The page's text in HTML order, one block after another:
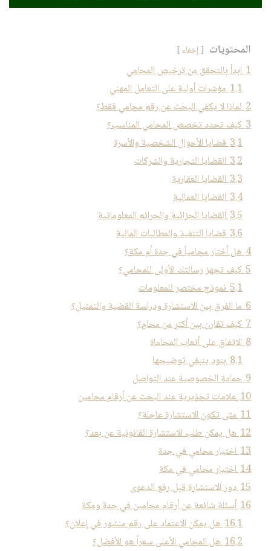
المحتويات إخفاء
1 ابدأ بالتحقق من ترخيص المحامي
1.1 مؤشرات أولية على التعامل المهني
2 لماذا لا يكفي البحث عن رقم محامي فقط؟
3 كيف تحدد تخصص المحامي المناسب؟
3.1 قضايا الأحوال الشخصية والأسرة
3.2 القضايا التجارية والشركات
3.3 القضايا العقارية
3.4 القضايا العمالية
3.5 القضايا الجزائية والجرائم المعلوماتية
3.6 قضايا التنفيذ والمطالبات المالية
4 هل أختار محامياً في جدة أم مكة؟
5 كيف تجهز رسالتك الأولى للمحامي؟
5.1 نموذج مختصر للمعلومات
6 ما الفرق بين الاستشارة ودراسة القضية والتمثيل؟
7 كيف تقارن بين أكثر من محامٍ؟
8 الاتفاق على أتعاب المحاماة
8.1 بنود ينبغي توضيحها
9 حماية الخصوصية عند التواصل
10 علامات تحذيرية عند البحث عن أرقام محامين
11 متى تكون الاستشارة عاجلة؟
12 هل يمكن طلب الاستشارة القانونية عن بعد؟
13 اختيار محامي في جدة
14 اختيار محامي في مكة
15 دور الاستشارة قبل رفع الدعوى
16 أسئلة شائعة عن أرقام محامين في جدة ومكة
16.1 هل يمكن الاعتماد على رقم منشور في إعلان؟
16.2 هل المحامي الأعلى سعراً هو الأفضل؟